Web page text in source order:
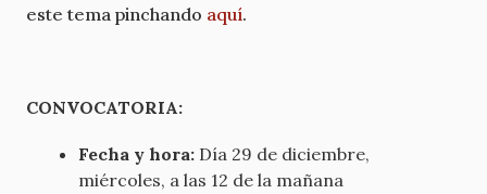
este tema pinchando aquí.
CONVOCATORIA:
Fecha y hora: Día 29 de diciembre,
miércoles, a las 12 de la mañana